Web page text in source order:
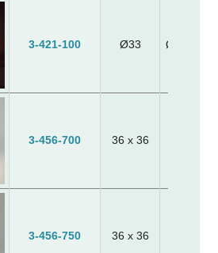
3-421-100 Ø33 Ø40/Ø25
3-456-700 36 x 36
3-456-750 36 x 36